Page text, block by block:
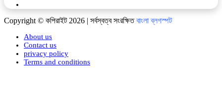
Copyright © কপিরাইট 2026 | সর্বস্বত্ব সংরক্ষিতবাংলা ব্লগস্পট
About us
Contact us
privacy policy
Terms and conditions